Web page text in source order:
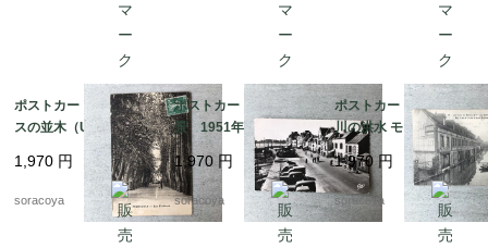
ポストカード プラタナ
スの並木（USED）191
5年頃 15PSa16-1
1,970 円
soracoya
ポストカード 海の風
景 1951年消印 15PS
a16-5
1,970円
soracoya
ポストカード セーヌ
川の洪水 モノクロ写真
15PSa16-7
1,970円
soracoya